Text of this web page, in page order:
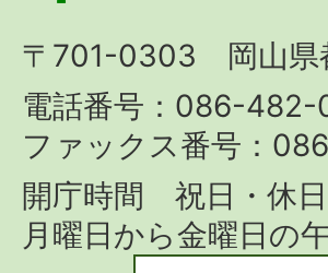
Hayashima
Town
〒701-0303 岡山県
電話番号：086-482-
ファックス番号：
開庁時間 祝日・休
月曜日から金曜日の